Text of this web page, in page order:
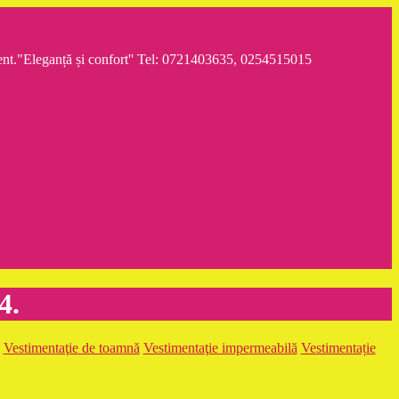
și confort'' Tel: 0721403635, 0254515015
Vestimentaţie de toamnă Vestimentaţie impermeabilă Vestimentație